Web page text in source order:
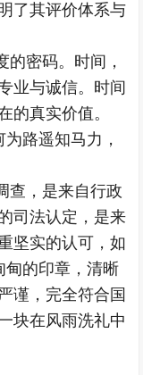
了其评价体系与
的密码。时间，
业与诚信。时间
的真实价值。
路遥知马力，
查，是来自行政
司法认定，是来
坚实的认可，如
甸的印章，清晰
谨，完全符合国
块在风雨洗礼中